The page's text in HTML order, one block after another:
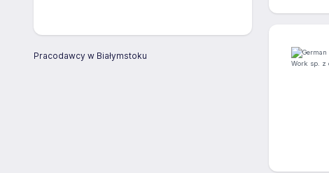
Pracodawcy w Białymstoku